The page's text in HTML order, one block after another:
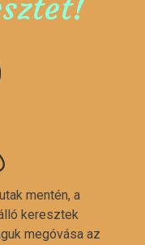
mentén, a
keresztek
megóvása az